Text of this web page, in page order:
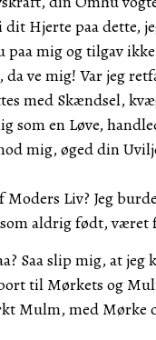
dit Hjerte paa dette,
paa mig og tilgav
ve mig! Var jeg
med Skændsel,
som en Løve,
mig, øged din
Liv? Jeg
aldrig født,
Saa slip mig, at
til Mørkets og
Mulm, med Mørke